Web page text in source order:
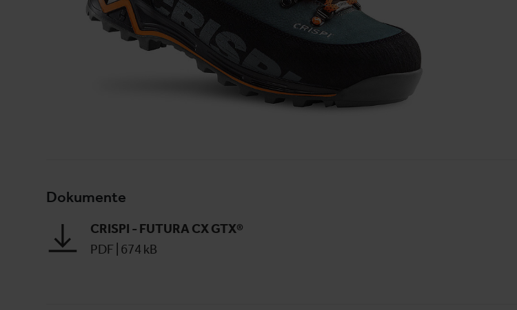
Dokumente
CRISPI - FUTURA CX GTX®
PDF 674 kB